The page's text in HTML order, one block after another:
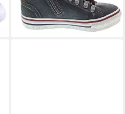
-11%
in 3-4 Werktagen bei dir